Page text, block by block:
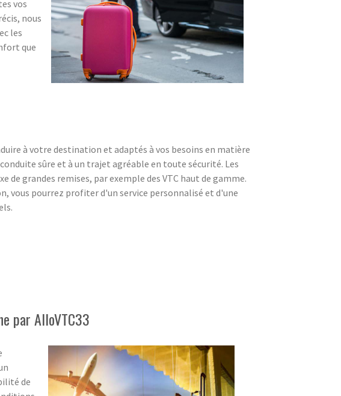
vos
nous
les
que
à votre destination et adaptés à vos besoins en matière
sûre et à un trajet agréable en toute sécurité. Les
de grandes remises, par exemple des VTC haut de gamme.
vous pourrez profiter d'un service personnalisé et d'une
par AlloVTC33
de